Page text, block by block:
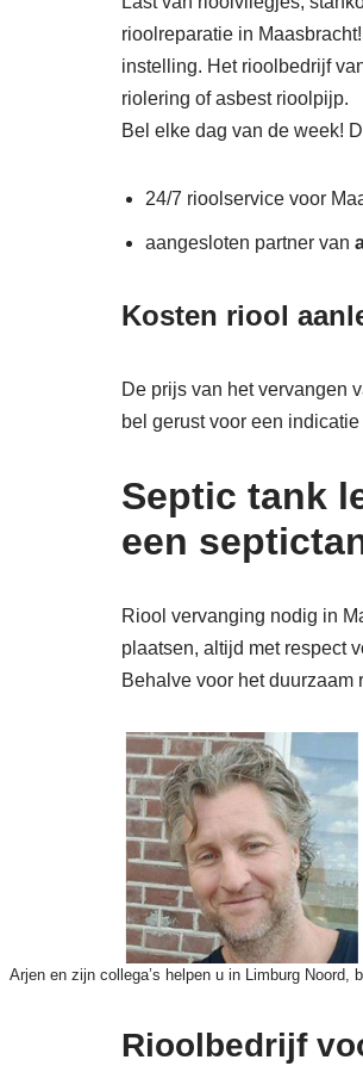
rioolreparatie in
instelling. Het rioolbedrijf
riolering of asbest rioolpijp.
Bel elke dag van de week!
24/7 rioolservice voor
aangesloten partner van
Kosten riool
De prijs van het vervangen
bel gerust voor een
Septic tank
een
Riool vervanging nodig in
plaatsen, altijd met respect
Behalve voor het
Arjen en zijn collega’s helpen u in Limburg Noord,
Rioolbedrijf